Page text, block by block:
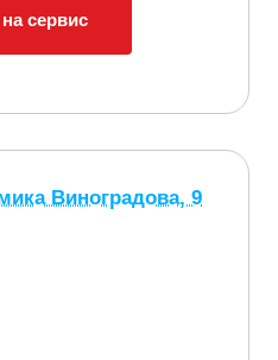
сервис
Виноградова, 9